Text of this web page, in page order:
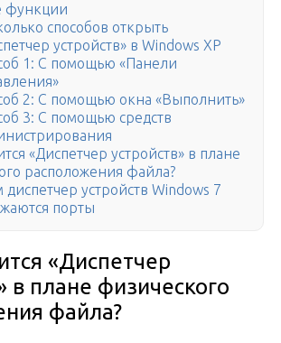
функции
способов открыть
устройств» в Windows XP
1: С помощью «Панели
2: С помощью окна «Выполнить»
3: С помощью средств
«Диспетчер устройств» в плане
расположения файла?
устройств Windows 7
порты
«Диспетчер
в плане физического
файла?